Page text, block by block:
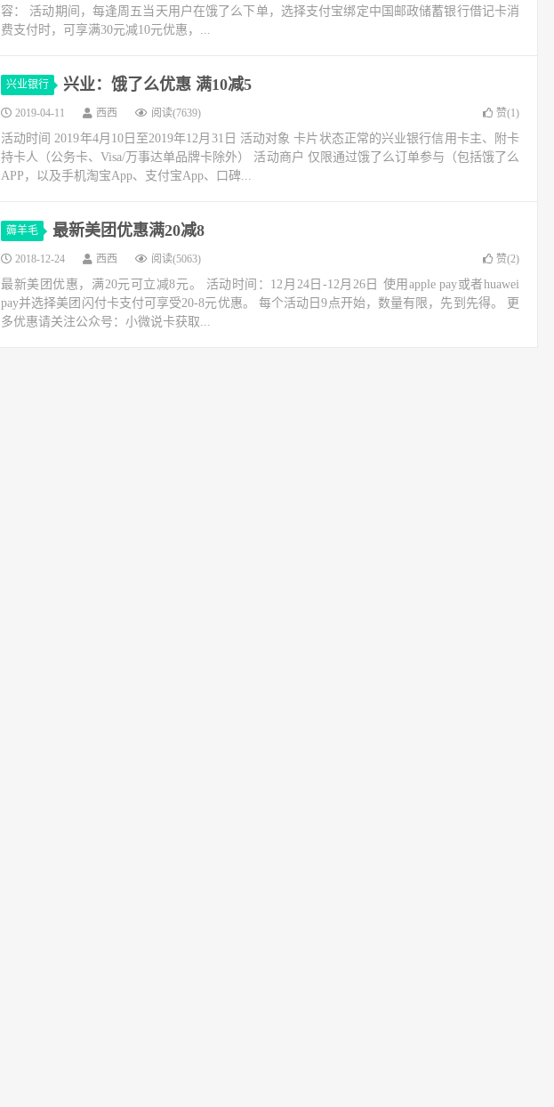
容： 活动期间，每逢周五当天用户在饿了么下单，选择支付宝绑定中国邮政储蓄银行借记卡消
费支付时，可享满30元减10元优惠，...
兴业银行 兴业：饿了么优惠 满10减5
2019-04-11 西西 阅读(7639) 赞(1)
活动时间 2019年4月10日至2019年12月31日 活动对象 卡片状态正常的兴业银行信用卡主、附卡
持卡人（公务卡、Visa/万事达单品牌卡除外） 活动商户 仅限通过饿了么订单参与（包括饿了么
APP，以及手机淘宝App、支付宝App、口碑...
薅羊毛 最新美团优惠满20减8
2018-12-24 西西 阅读(5063) 赞(2)
最新美团优惠，满20元可立减8元。 活动时间：12月24日-12月26日 使用apple pay或者huawei
pay并选择美团闪付卡支付可享受20-8元优惠。 每个活动日9点开始，数量有限，先到先得。 更
多优惠请关注公众号：小微说卡获取...